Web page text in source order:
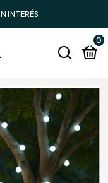
INTERÉS
0